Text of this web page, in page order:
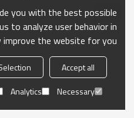
1
you with the best possible
to analyze user behavior in
the website for you.
Accept all
Necessary
Analytics